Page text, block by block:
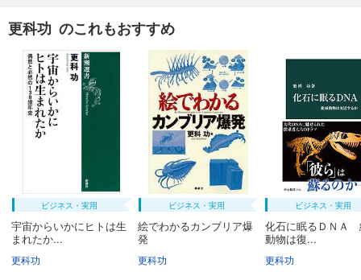
更科功 のこれもおすすめ
ビジネス・実用
宇宙からいかにヒトは生
まれたか...
更科功
ビジネス・実用
絵でわかるカンブリア爆
発
更科功
ビジネス・実用
化石に眠るＤＮＡ
動物は復...
更科功